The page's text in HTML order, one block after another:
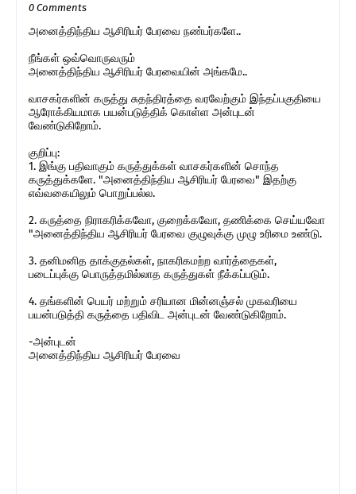
0 Comments
அனைத்திந்திய ஆசிரியர் பேரவை நண்பர்களே..
நீங்கள் ஒவ்வொருவரும்
அனைத்திந்திய ஆசிரியர் பேரவையின் அங்கமே..
வாசகர்களின் கருத்து சுதந்திரத்தை வரவேற்கும் இந்தப்பகுதியை
ஆரோக்கியமாக பயன்படுத்திக் கொள்ள அன்புடன்
வேண்டுகிறோம்.
குறிப்பு:
1. இங்கு பதிவாகும் கருத்துக்கள் வாசகர்களின் சொந்த
கருத்துக்களே. "அனைத்திந்திய ஆசிரியர் பேரவை" இதற்கு
எவ்வகையிலும் பொறுப்பல்ல.
2. கருத்தை நிராகரிக்கவோ, குறைக்கவோ, தணிக்கை செய்யவோ
"அனைத்திந்திய ஆசிரியர் பேரவை குழுவுக்கு முழு உரிமை உண்டு.
3. தனிமனித தாக்குதல்கள், நாகரிகமற்ற வார்த்தைகள்,
படைப்புக்கு பொருத்தமில்லாத கருத்துகள் நீக்கப்படும்.
4. தங்களின் பெயர் மற்றும் சரியான மின்னஞ்சல் முகவரியை
பயன்படுத்தி கருத்தை பதிவிட அன்புடன் வேண்டுகிறோம்.
-அன்புடன்
அனைத்திந்திய ஆசிரியர் பேரவை